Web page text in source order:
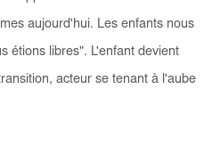
aujourd'hui. Les enfants nous
étions libres". L'enfant devient
acteur se tenant à l'aube